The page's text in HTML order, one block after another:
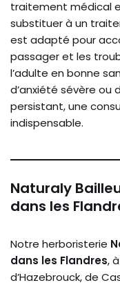
traitement médical
substituer à un
est adapté pour
passager et les
l’adulte en bonne
d’anxiété sévère
persistant, une
indispensable.
Naturaly
dans les
Notre herboristerie
dans les Flandres,
d’Hazebrouck, de